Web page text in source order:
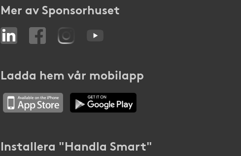
Mer av Sponsorhuset
Ladda hem vår mobilapp
Installera "Handla Smart"